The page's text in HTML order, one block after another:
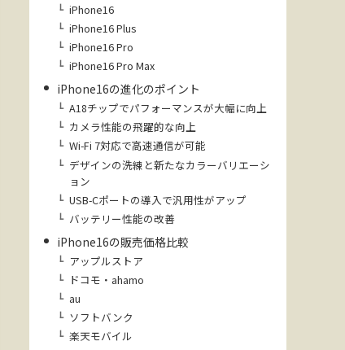
iPhone16
iPhone16 Plus
iPhone16 Pro
iPhone16 Pro Max
iPhone16の進化のポイント
A18チップでパフォーマンスが大幅に向上
カメラ性能の飛躍的な向上
Wi-Fi 7対応で高速通信が可能
デザインの洗練と新たなカラーバリエーシ
ョン
USB-Cポートの導入で汎用性がアップ
バッテリー性能の改善
iPhone16の販売価格比較
アップルストア
ドコモ・ahamo
au
ソフトバンク
楽天モバイル